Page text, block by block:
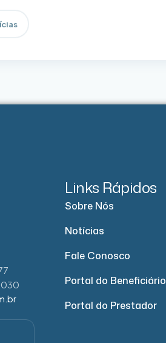
030
Links Rápidos
Sobre Nós
Notícias
Fale Conosco
Portal do Beneficiário
Portal do Prestador